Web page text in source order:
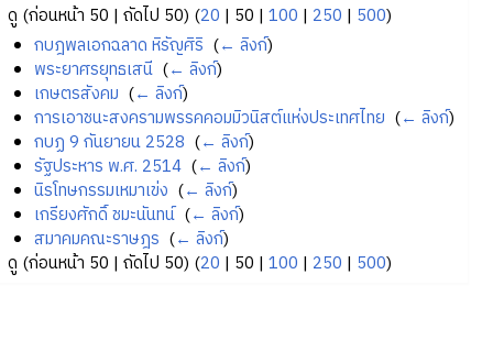
ดู (ก่อนหน้า 50 | ถัดไป 50) (20 | 50 | 100 | 250 | 500)
กบฎพลเอกฉลาด หิรัญศิริ (← ลิงก์)
พระยาศรยุทธเสนี (← ลิงก์)
เกษตรสังคม (← ลิงก์)
การเอาชนะสงครามพรรคคอมมิวนิสต์แห่งประเทศไทย (← ลิงก์)
กบฏ 9 กันยายน 2528 (← ลิงก์)
รัฐประหาร พ.ศ. 2514 (← ลิงก์)
นิรโทษกรรมเหมาเข่ง (← ลิงก์)
เกรียงศักดิ์ ชมะนันทน์‎ (← ลิงก์)
สมาคมคณะราษฎร (← ลิงก์)
ดู (ก่อนหน้า 50 | ถัดไป 50) (20 | 50 | 100 | 250 | 500)